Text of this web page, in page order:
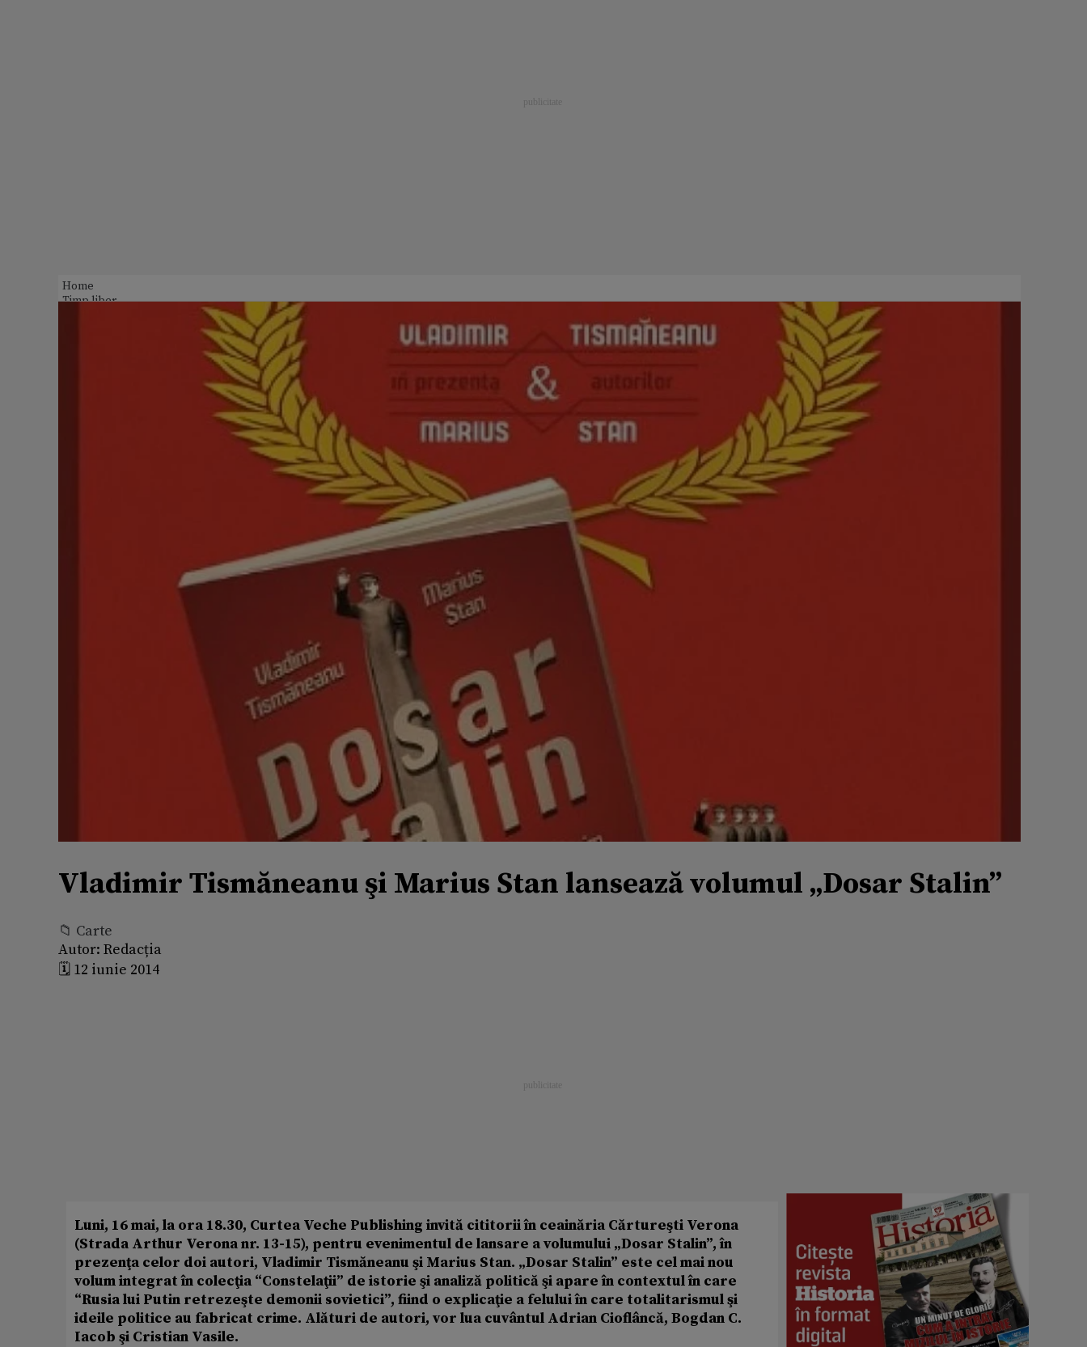
Home
Timp liber
Vladimir Tismăneanu şi Marius Stan lansează volumul „Dosar Stalin”
📁 Carte
Autor: Redacția
🗓️ 12 iunie 2014
Luni, 16 mai, la ora 18.30, Curtea Veche Publishing invită cititorii în ceainăria Cărtureşti Verona
(Strada Arthur Verona nr. 13-15), pentru evenimentul de lansare a volumului „Dosar Stalin”, în
prezenţa celor doi autori, Vladimir Tismăneanu şi Marius Stan. „Dosar Stalin” este cel mai nou
volum integrat în colecţia “Constelaţii” de istorie şi analiză politică şi apare în contextul în care
“Rusia lui Putin retrezeşte demonii sovietici”, fiind o explicaţie a felului în care totalitarismul şi
ideile politice au fabricat crime. Alături de autori, vor lua cuvântul Adrian Cioflâncă, Bogdan C.
Iacob şi Cristian Vasile.